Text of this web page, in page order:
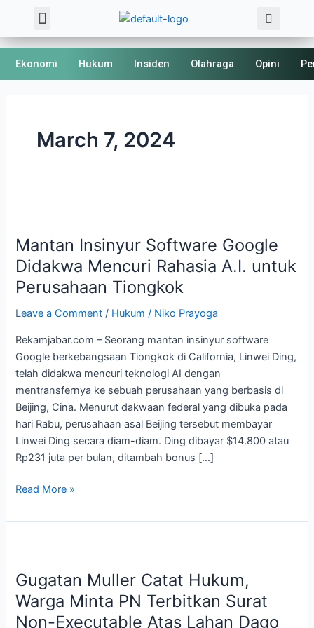
content
Menu
Ekonomi Hukum Insiden Olahraga Opini
March 7, 2024
Mantan Insinyur Software Google
Didakwa Mencuri Rahasia A.I. untuk
Perusahaan Tiongkok
Leave a Comment / Hukum / Niko Prayoga
Rekamjabar.com – Seorang mantan insinyur software
Google berkebangsaan Tiongkok di California, Linwei Ding,
telah didakwa mencuri teknologi AI dengan
mentransfernya ke sebuah perusahaan yang berbasis di
Beijing, Cina. Menurut dakwaan federal yang dibuka pada
hari Rabu, perusahaan asal Beijing tersebut membayar
Linwei Ding secara diam-diam. Ding dibayar $14.800 atau
Rp231 juta per bulan, ditambah bonus […]
Software
Google
Didakwa
Mencuri
Rahasia
untuk
Perusahaan
Tiongkok
Read More »
Gugatan Muller Catat Hukum,
Warga Minta PN Terbitkan Surat
Non-Executable Atas Lahan Dago
Catat
Hukum,
Warga